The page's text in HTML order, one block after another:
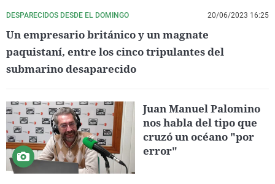
DESPARECIDOS DESDE EL DOMINGO 20/06/2023 16:25
Un empresario británico y un magnate
paquistaní, entre los cinco tripulantes del
submarino desaparecido
Juan Manuel Palomino
nos habla del tipo que
cruzó un océano "por
error"